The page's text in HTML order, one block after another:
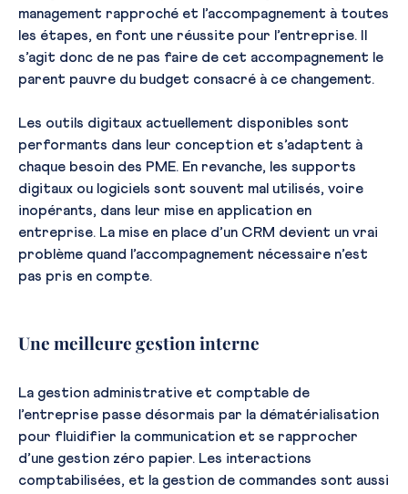
management rapproché et l’accompagnement à toutes
les étapes, en font une réussite pour l’entreprise. Il
s’agit donc de ne pas faire de cet accompagnement le
parent pauvre du budget consacré à ce changement.
Les outils digitaux actuellement disponibles sont
performants dans leur conception et s’adaptent à
chaque besoin des PME. En revanche, les supports
digitaux ou logiciels sont souvent mal utilisés, voire
inopérants, dans leur mise en application en
entreprise. La mise en place d’un CRM devient un vrai
problème quand l’accompagnement nécessaire n’est
pas pris en compte.
Une meilleure gestion interne
La gestion administrative et comptable de
l’entreprise passe désormais par la dématérialisation
pour fluidifier la communication et se rapprocher
d’une gestion zéro papier. Les interactions
comptabilisées, et la gestion de commandes sont aussi